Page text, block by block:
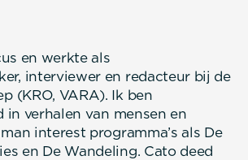
en werkte als
interviewer en redacteur bij de
(KRO, VARA). Ik ben
in verhalen van mensen en
interest programma’s als De
en De Wandeling. Cato deed